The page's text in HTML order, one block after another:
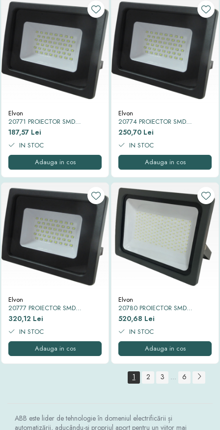
Elvon
20771 PROIECTOR SMD
SPARTAN SLIM LED IP65 6500K
50W
187,57 Lei
IN STOC
Adauga in cos
Elvon
20774 PROIECTOR SMD
SPARTAN SLIM LED IP65 6500K
70W
250,70 Lei
IN STOC
Adauga in cos
Elvon
20777 PROIECTOR SMD
SPARTAN SLIM LED IP65 6500K
100W
320,12 Lei
IN STOC
Adauga in cos
Elvon
20780 PROIECTOR SMD
SPARTAN SLIM LED IP65 6500K
150W
520,68 Lei
IN STOC
Adauga in cos
1 2 3 ... 6
ABB este lider de tehnologie în domeniul electrificării și
automatizării, aducându-si propriul aport pentru un viitor mai